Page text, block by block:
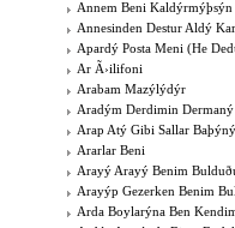
Annem Beni
Annesinden Destur Aldý
Apardý Posta Meni (He
Ar Ã›ilifoni
Arabam Mazýlýdýr
Aradým Derdimin
Arap Atý Gibi Sallar Baþýný
Ararlar Beni
Arayý Arayý Benim
Arayýp Gezerken Benim
Arda Boylarýna Ben